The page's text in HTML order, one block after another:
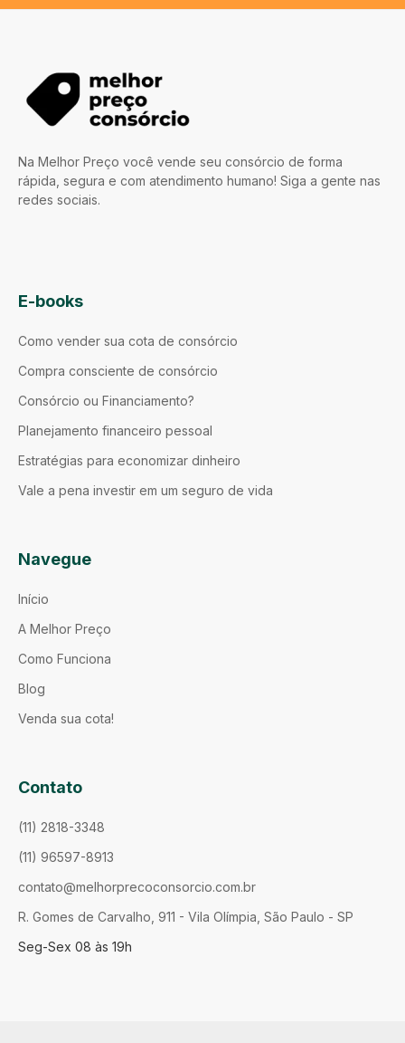
Na Melhor Preço você vende seu consórcio de forma
rápida, segura e com atendimento humano! Siga a gente nas
redes sociais.
E-books
Como vender sua cota de consórcio
Compra consciente de consórcio
Consórcio ou Financiamento?
Planejamento financeiro pessoal
Estratégias para economizar dinheiro
Vale a pena investir em um seguro de vida
Navegue
Início
A Melhor Preço
Como Funciona
Blog
Venda sua cota!
Contato
(11) 2818-3348
(11) 96597-8913
contato@melhorprecoconsorcio.com.br
R. Gomes de Carvalho, 911 - Vila Olímpia, São Paulo - SP
Seg-Sex 08 às 19h